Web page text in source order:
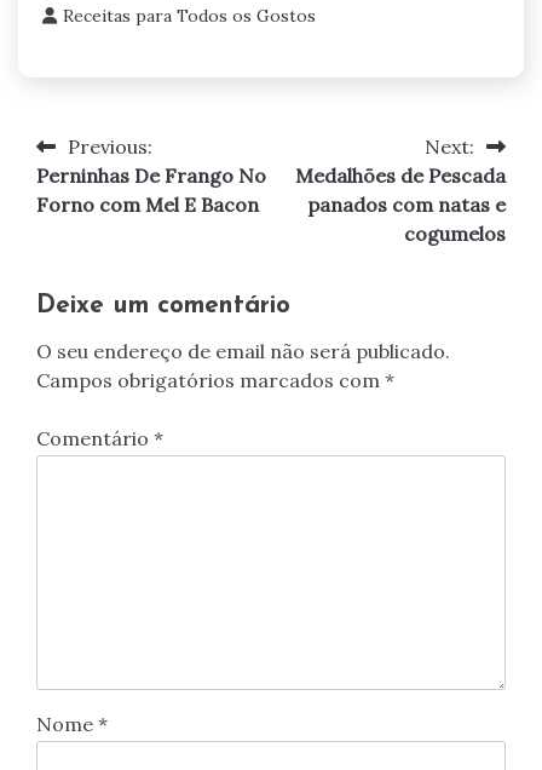
Receitas para Todos os Gostos
Navegação
de
Previous:
Perninhas De Frango No
Forno com Mel E Bacon
Next:
Medalhões de Pescada
panados com natas e
cogumelos
Deixe um comentário
O seu endereço de email não será publicado.
Campos obrigatórios marcados com *
Comentário *
Nome *